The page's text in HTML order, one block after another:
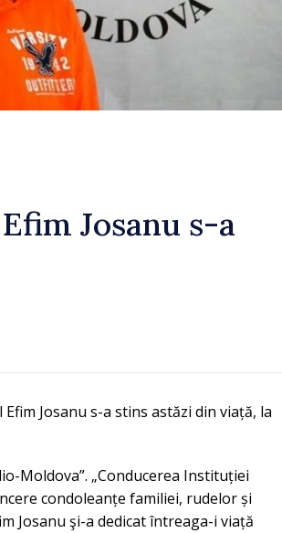
Josanu s-a
Josanu s-a stins astăzi din viață, la
Moldova”. „Conducerea Instituției
condoleanțe familiei, rudelor și
Josanu şi-a dedicat întreaga-i viață